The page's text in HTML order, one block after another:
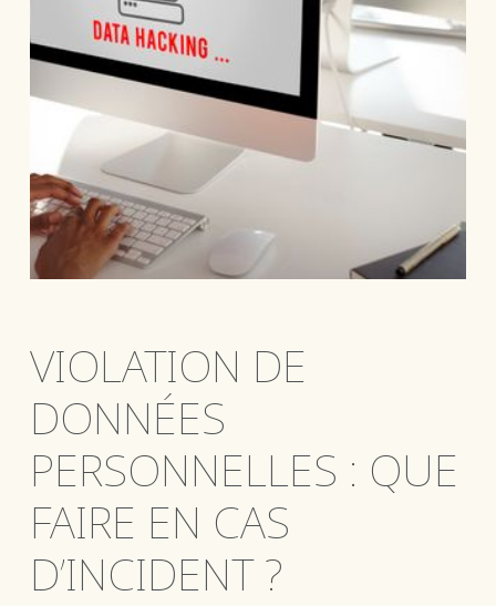
VIOLATION DE
DONNÉES
PERSONNELLES : QUE
FAIRE EN CAS
D’INCIDENT ?